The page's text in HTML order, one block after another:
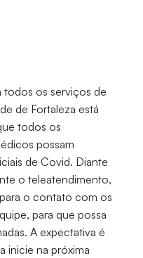
os serviços de
de Fortaleza está
todos os
possam
de Covid. Diante
o teleatendimento,
o contato com os
para que possa
A expectativa é
inicie na próxima